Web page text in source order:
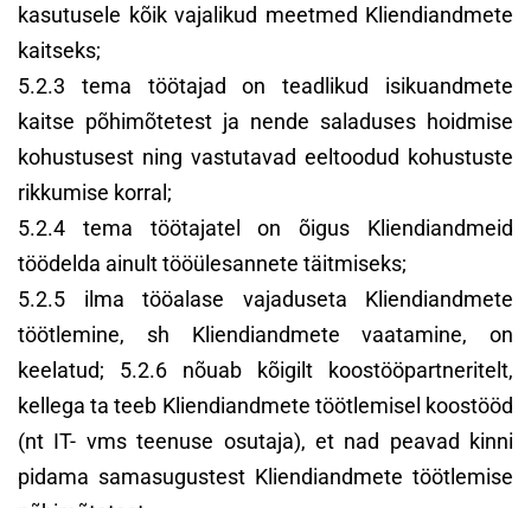
kasutusele kõik vajalikud meetmed Kliendiandmete
kaitseks;
5.2.3 tema töötajad on teadlikud isikuandmete
kaitse põhimõtetest ja nende saladuses hoidmise
kohustusest ning vastutavad eeltoodud kohustuste
rikkumise korral;
5.2.4 tema töötajatel on õigus Kliendiandmeid
töödelda ainult tööülesannete täitmiseks;
5.2.5 ilma tööalase vajaduseta Kliendiandmete
töötlemine, sh Kliendiandmete vaatamine, on
keelatud; 5.2.6 nõuab kõigilt koostööpartneritelt,
kellega ta teeb Kliendiandmete töötlemisel koostööd
(nt IT- vms teenuse osutaja), et nad peavad kinni
pidama samasugustest Kliendiandmete töötlemise